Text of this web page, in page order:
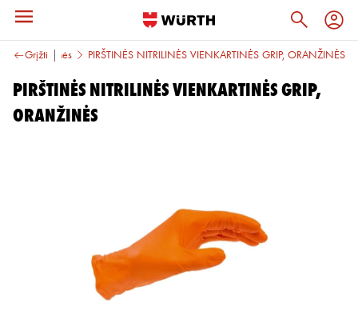
Grįžtipirštinės PIRŠTINĖS NITRILINĖS VIENKARTINĖS GRIP, ORANŽINĖS
PIRŠTINĖS NITRILINĖS VIENKARTINĖS GRIP,
ORANŽINĖS